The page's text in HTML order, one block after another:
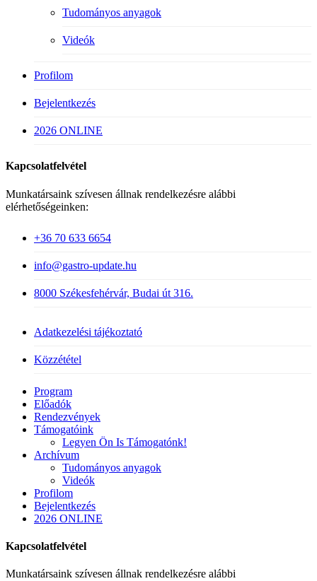
Tudományos anyagok
Videók
Profilom
Bejelentkezés
2026 ONLINE
Kapcsolatfelvétel
Munkatársaink szívesen állnak rendelkezésre alábbi
elérhetőségeinken:
+36 70 633 6654
info@gastro-update.hu
8000 Székesfehérvár, Budai út 316.
Adatkezelési tájékoztató
Közzététel
Close
Menu
Program
Előadók
Rendezvények
Támogatóink
Legyen Ön Is Támogatónk!
Archívum
Tudományos anyagok
Videók
Profilom
Bejelentkezés
2026 ONLINE
Kapcsolatfelvétel
Munkatársaink szívesen állnak rendelkezésre alábbi